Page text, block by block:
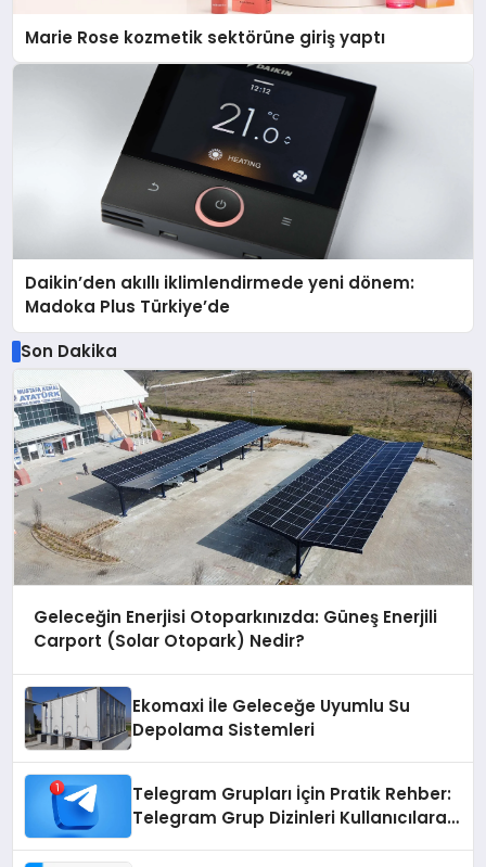
Marie Rose kozmetik sektörüne giriş yaptı
Daikin’den akıllı iklimlendirmede yeni dönem:
Madoka Plus Türkiye’de
Son Dakika
Geleceğin Enerjisi Otoparkınızda: Güneş Enerjili
Carport (Solar Otopark) Nedir?
Ekomaxi İle Geleceğe Uyumlu Su
Depolama Sistemleri
Telegram Grupları İçin Pratik Rehber:
Telegram Grup Dizinleri Kullanıcılara